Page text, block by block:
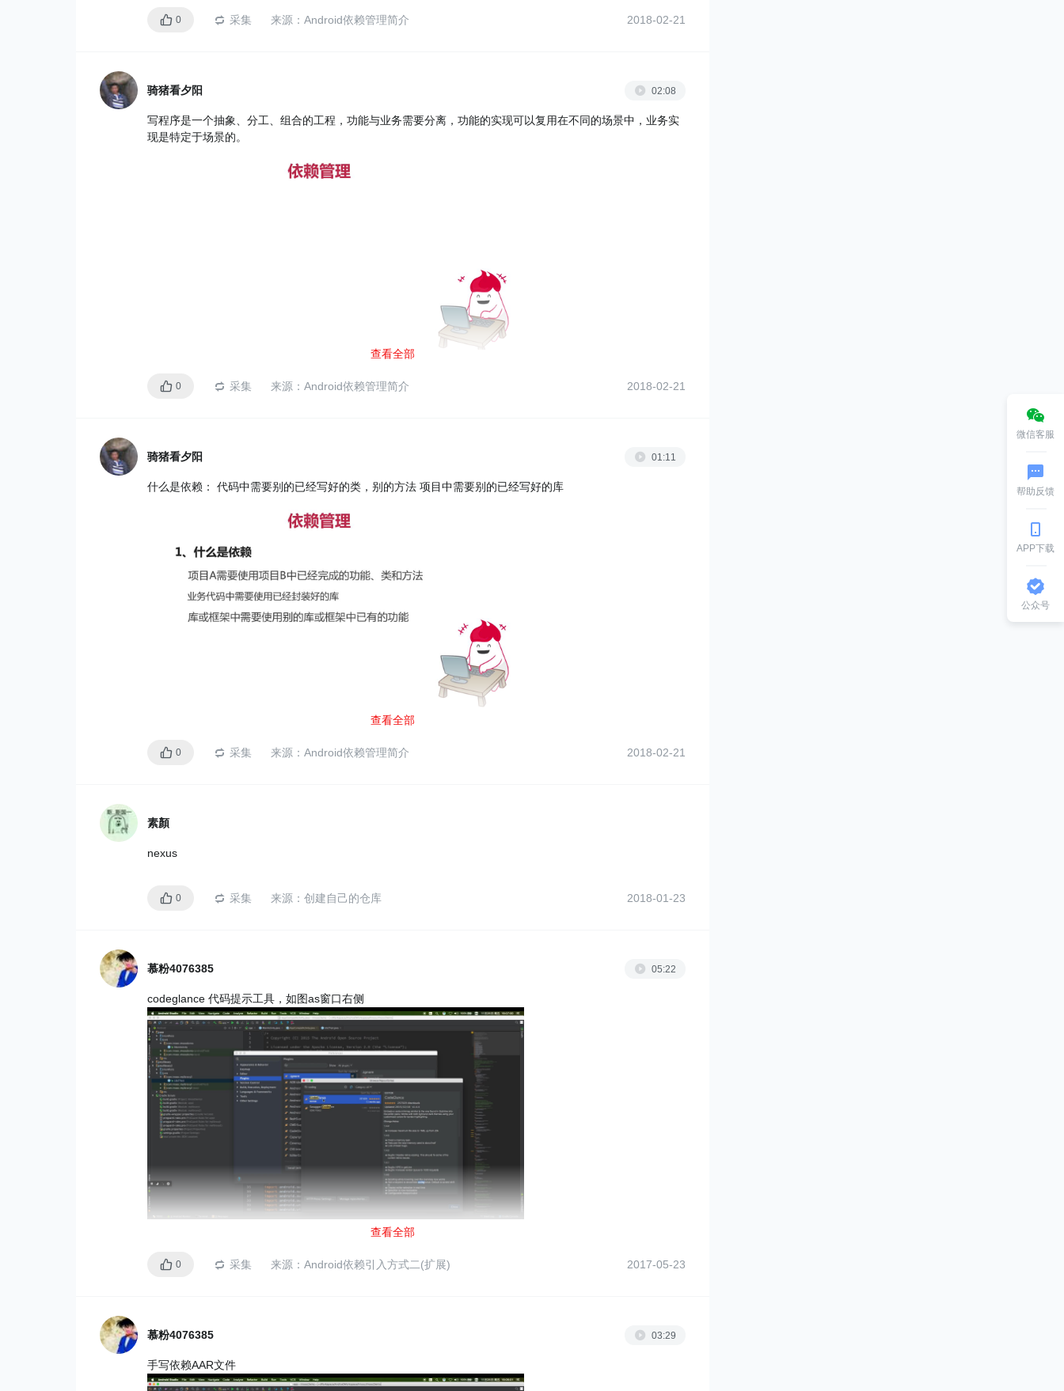
0 采集 来源： Android依赖管理简介 2018-02-21
骑猪看夕阳 02:08
写程序是一个抽象、分工、组合的工程，功能与业务需要分离，功能的实现可以复用在不同的场景中，业务实
现是特定于场景的。
查看全部
0 采集 来源： Android依赖管理简介 2018-02-21
骑猪看夕阳 01:11
什么是依赖： 代码中需要别的已经写好的类，别的方法 项目中需要别的已经写好的库
查看全部
0 采集 来源： Android依赖管理简介 2018-02-21
素顏
nexus
0 采集 来源： 创建自己的仓库 2018-01-23
慕粉4076385 05:22
codeglance 代码提示工具，如图as窗口右侧
查看全部
0 采集 来源： Android依赖引入方式二(扩展) 2017-05-23
慕粉4076385 03:29
手写依赖AAR文件
微信客服
帮助反馈
APP下载
公众号